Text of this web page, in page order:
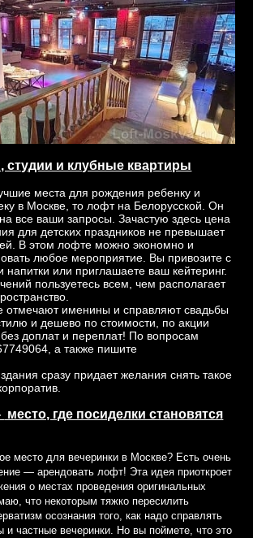
и клубные квартиры
места для рождения ребенку и
в Москве, то лофт на Белорусской. Он
все ваши запросы. Зачастую здесь цена
для детских праздников не превышает
В этом лофте можно экономно и
любое мероприятие. Вы привозите с
напитки или приглашаете ваш кейтеринг.
пользуетесь всем, чем располагает
отмечают именины и справляют свадьбы
и дешево по стоимости, по акции
доплат и переплат! По вопросам
а также пишите
сразу придает желания снять такое
место, где посиделки становятся
место для вечеринки в Москве? Есть очень
— арендовать лофт! Эта идея приоткроет
о местах проведения оригинальных
что некоторым тяжко пересилить
осознания того, как надо справлять
и частные вечеринки. Но вы поймете, что это